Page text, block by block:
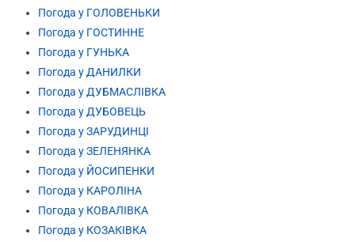
Погода у ГОЛОВЕНЬКИ
Погода у ГОСТИННЕ
Погода у ГУНЬКА
Погода у ДАНИЛКИ
Погода у ДУБМАСЛІВКА
Погода у ДУБОВЕЦЬ
Погода у ЗАРУДИНЦІ
Погода у ЗЕЛЕНЯНКА
Погода у ЙОСИПЕНКИ
Погода у КАРОЛІНА
Погода у КОВАЛІВКА
Погода у КОЗАКІВКА